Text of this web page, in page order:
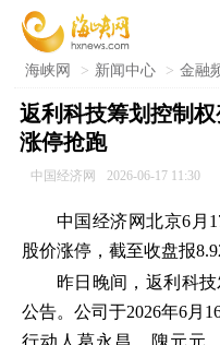
海峡网 > 新闻中心 > 金融
返利科技筹划控制
涨停抢跑
中国经济网 2026-06-17 11:30
中国经济网北京6月
股价涨停，截至收盘报
昨日晚间，返利科
公告。公司于2026年6月
行动人葛永昌、隗元元